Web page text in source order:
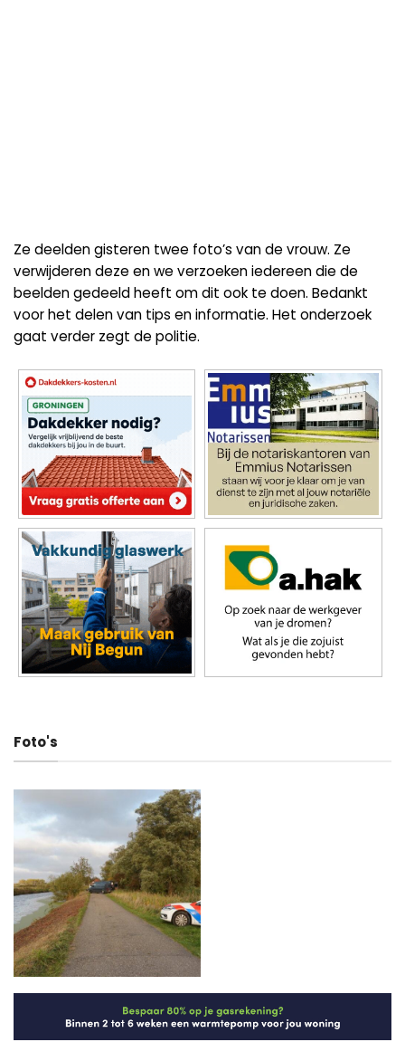
Ze deelden gisteren twee foto’s van de vrouw. Ze
verwijderen deze en we verzoeken iedereen die de
beelden gedeeld heeft om dit ook te doen. Bedankt
voor het delen van tips en informatie. Het onderzoek
gaat verder zegt de politie.
Foto's